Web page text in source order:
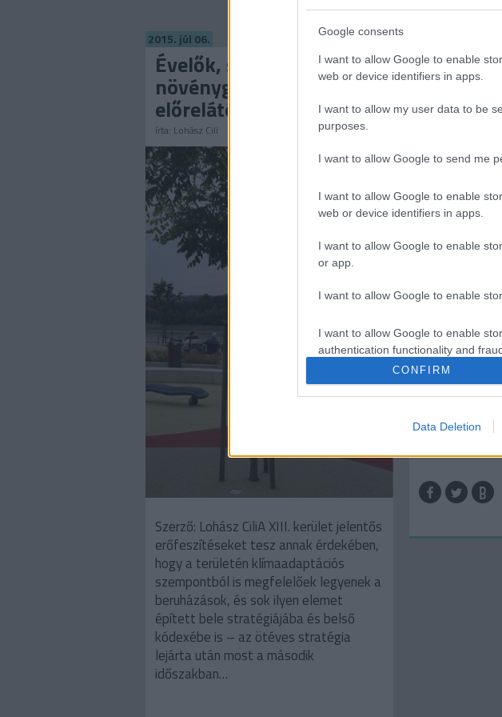
Google consents
I want to allow Google to enable
web or device identifiers in apps.
I want to allow my user data to be
purposes.
I want to allow Google to send me
I want to allow Google to enable
web or device identifiers in apps.
I want to allow Google to enable
or app.
I want to allow Google to enable
I want to allow Google to enable
authentication functionality and
CONFIRM
Data Deletion
London
Lohász Cili
köztéri
nm
ellenőrök.
hogyan
2015. júl 06.
Évelők, szökőkutak,
növénygazdák - egy
előrelátó kerület
írta: Lohász Cili
Szerző: Lohász CiliA XIII. kerület jelentős
erőfeszítéseket tesz annak érdekében,
hogy a területén klímaadaptációs
szempontból is megfelelőek legyenek a
beruházások, és sok ilyen elemet
épített bele stratégiájába és belső
kódexébe is – az ötéves stratégia
lejárta után most a második
időszakban…